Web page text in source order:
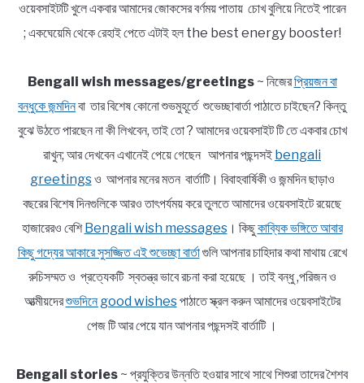
ওয়েবসাইটটি খুলে একবার আমাদের জোকসের বর্ণময় পাতায় চোখ বুলিয়ে নিতেই পারেন
; একঘেয়েমি থেকে রেহাই পেতে এটাই হল the best energy booster!
Bengali wish messages/greetings~ নিজেরপ্রিয়জন বা
বন্ধুকে জন্মদিনবা তার বিশেষ কোনো শুভমুহূর্তে শুভেচ্ছাবার্তা পাঠাতে চাইছেন? কিন্তু
বুঝে উঠতে পারছেন না কী লিখবেন, তাই তো ? আমাদের ওয়েবসাইট টি তে একবার চোখ
রাখুন; আর দেখবেন এখানেই পেয়ে গেছেন আপনার পছন্দসই bengali
greetingsও আপনার মনের মতন বার্তাটি। বিবাহবার্ষিকী ও জন্মদিন ছাড়াও
বছরের বিশেষ দিনগুলিকে আরও তাৎপর্যময় করে তুলতে আমাদের ওয়েবসাইটে রয়েছে
হাজারেরও বেশিBengali wish messages। কিছুকাব্যিক ভঙ্গিতে আবার
কিছু গদ্যের আকারে সুসজ্জিত এই শুভেচ্ছা বার্তাগুলি আপনার চাহিদার কথা মাথায় রেখে
রুচিসম্মত ও প্রত্যেকটি স্বতন্ত্র ভাবে রচনা করা হয়েছে । তাই বন্ধু ,পরিজন ও
আত্মীয়দেরশুভদিনে good wishesপাঠাতে স্ক্রল করুন আমাদের ওয়েবসাইটের
পেজ টি আর পেয়ে যান আপনার পছন্দসই বার্তাটি ।
Bengali stories ~ প্রযুক্তির উন্নতি হওয়ার সাথে সাথে শিশুরা তাদের শৈশব